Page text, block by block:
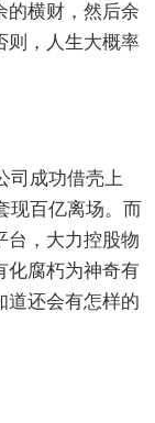
的横财，然后余
则，人生大概率
司成功借壳上
现百亿离场。而
台，大力控股物
化腐朽为神奇有
道还会有怎样的